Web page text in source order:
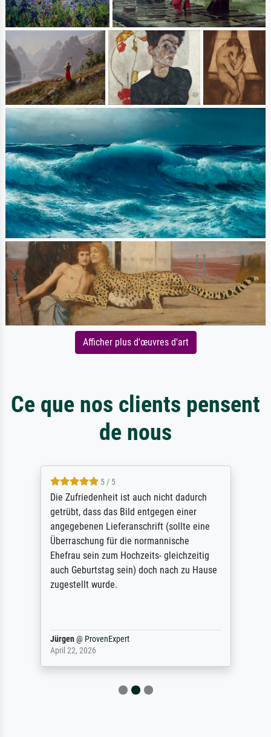
Afficher plus d'œuvres d'art
Ce que nos clients pensent
de nous
5 / 5
Die Zufriedenheit ist auch nicht dadurch
getrübt, dass das Bild entgegen einer
angegebenen Lieferanschrift (sollte eine
Überraschung für die normannische
Ehefrau sein zum Hochzeits- gleichzeitig
auch Geburtstag sein) doch nach zu Hause
zugestellt wurde.
Jürgen@ ProvenExpert
April 22, 2026